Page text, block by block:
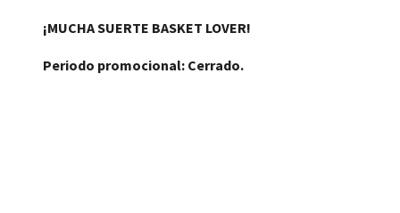
¡MUCHA SUERTE BASKET LOVER!
Periodo promocional: Cerrado.